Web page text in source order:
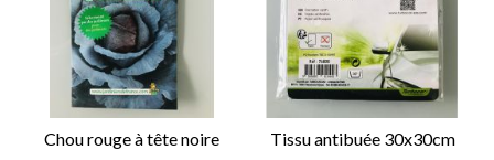
Chou rouge à tête noire Tissu antibuée 30x30cm